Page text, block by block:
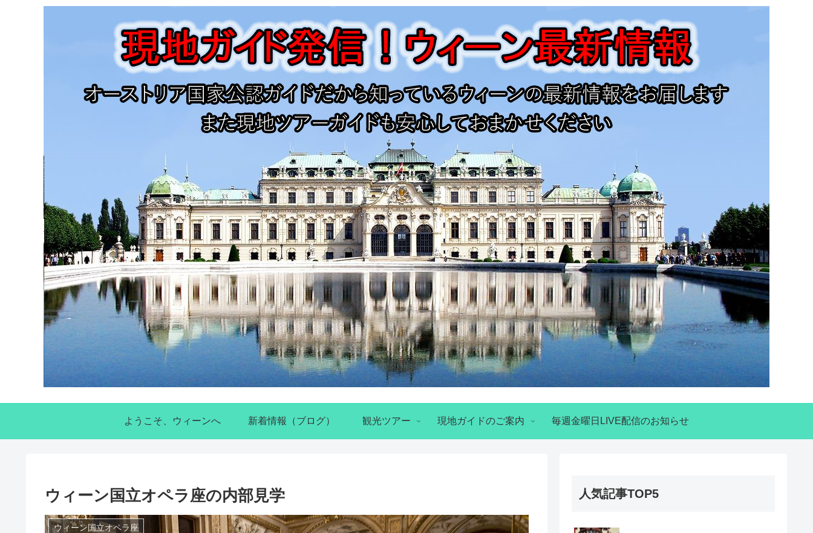
ようこそ、ウィーンへ 新着情報（ブログ） 観光ツアー 現地ガイドのご案内 毎週金曜日LIVE配信のお知らせ
ウィーン国立オペラ座の内部見学
ウィーン国立オペラ座
人気記事TOP5